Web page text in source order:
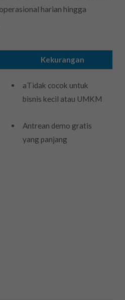
harian hingga
Kekurangan
aTidak cocok untuk
bisnis kecil atau UMKM
Antrean demo gratis
yang panjang